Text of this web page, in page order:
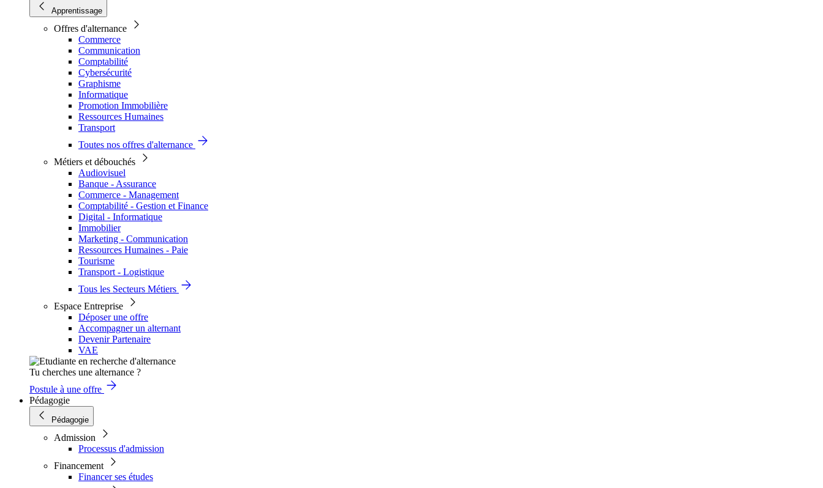
Apprentissage
Offres d'alternance
Commerce
Communication
Comptabilité
Cybersécurité
Graphisme
Informatique
Promotion Immobilière
Ressources Humaines
Transport
Toutes nos offres d'alternance
Métiers et débouchés
Audiovisuel
Banque - Assurance
Commerce - Management
Comptabilité - Gestion et Finance
Digital - Informatique
Immobilier
Marketing - Communication
Ressources Humaines - Paie
Tourisme
Transport - Logistique
Tous les Secteurs Métiers
Espace Entreprise
Déposer une offre
Accompagner un alternant
Devenir Partenaire
VAE
Tu cherches une alternance ?
Postule à une offre
Pédagogie
Pédagogie
Admission
Processus d'admission
Financement
Financer ses études